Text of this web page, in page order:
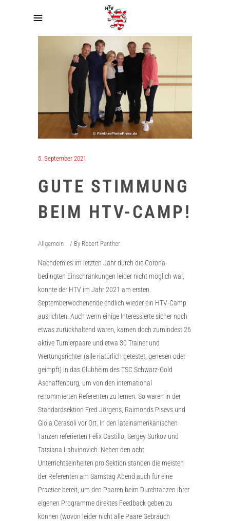
5. September 2021
GUTE STIMMUNG
BEIM HTV-CAMP!
Allgemein By Robert Panther
Nachdem es im letzten Jahr durch die Corona-
bedingten Einschränkungen leider nicht möglich war,
konnte der HTV im Jahr 2021 am ersten
Septemberwochenende endlich wieder ein HTV-Camp
ausrichten. Auch wenn einige Interessierte sicher noch
etwas zurückhaltend waren, kamen doch zumindest 26
aktive Turnierpaare und etwa 30 Trainer und
Wertungsrichter (alle natürlich getestet, genesen oder
geimpft) in das Clubheim des TSC Schwarz-Gold
Aschaffenburg, um von den international
renommierten Referenten zu lernen. So waren in der
Standardsektion Fred Jörgens, Raimonds Pisevs und
Gioia Cerasoli vor Ort. In den lateinamerikanischen
Tänzen referierten Felix Castillo, Sergey Surkov und
Tatsiana Lahvinovich. Neben den acht
Unterrichtseinheiten pro Sektion standen die meisten
der Referenten am Samstag Abend auch für eine
Practice bereit, um den Paaren beim Durchtanzen ihrer
eigenen Programme direktes Feedback geben zu
können (wovon leider nicht alle Paare Gebrauch